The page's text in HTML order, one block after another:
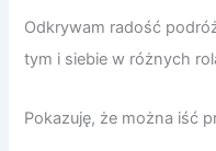
Odkrywam radość
tym i siebie w różnych
Pokazuję, że można iść